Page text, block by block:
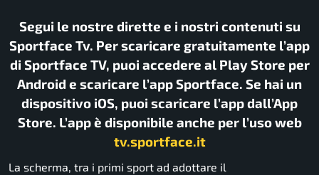
Segui le nostre dirette e i nostri contenuti su
Sportface Tv. Per scaricare gratuitamente l’app
di Sportface TV, puoi accedere al Play Store per
Android e scaricare l’app Sportface. Se hai un
dispositivo iOS, puoi scaricare l’app dall’App
Store. L’app è disponibile anche per l’uso web
tv.sportface.it
La scherma, tra i primi sport ad adottare il